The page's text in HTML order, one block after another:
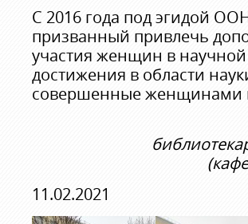
С 2016 года под эгидой
призванный привлечь
участия женщин в
достижения в области
совершенные женщинами
11.02.2021